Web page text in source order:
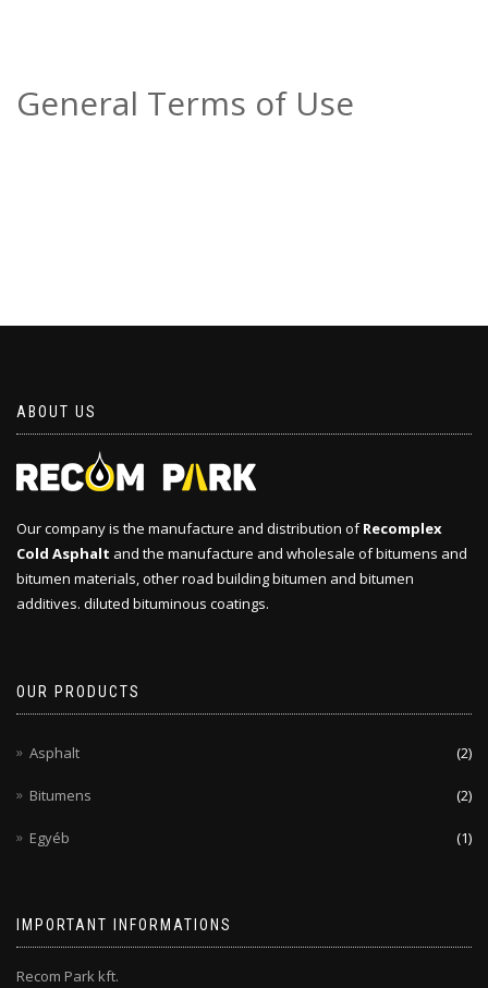
General Terms of Use
ABOUT US
Our company is the manufacture and distribution ofRecomplex
Cold Asphalt and the manufacture and wholesale of bitumens and
bitumen materials, other road building bitumen and bitumen
additives. diluted bituminous coatings.
OUR PRODUCTS
Asphalt (2)
Bitumens (2)
Egyéb (1)
IMPORTANT INFORMATIONS
Recom Park kft.